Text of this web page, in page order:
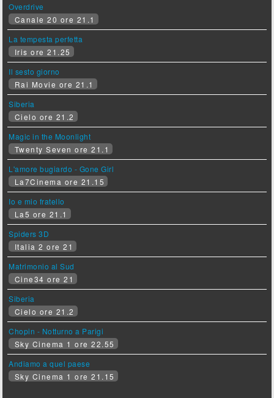
Overdrive
Canale 20 ore 21.1
La tempesta perfetta
Iris ore 21.25
Il sesto giorno
Rai Movie ore 21.1
Siberia
Cielo ore 21.2
Magic in the Moonlight
Twenty Seven ore 21.1
L'amore bugiardo - Gone Girl
La7Cinema ore 21.15
Io e mio fratello
La5 ore 21.1
Spiders 3D
Italia 2 ore 21
Matrimonio al Sud
Cine34 ore 21
Siberia
Cielo ore 21.2
Chopin - Notturno a Parigi
Sky Cinema 1 ore 22.55
Andiamo a quel paese
Sky Cinema 1 ore 21.15